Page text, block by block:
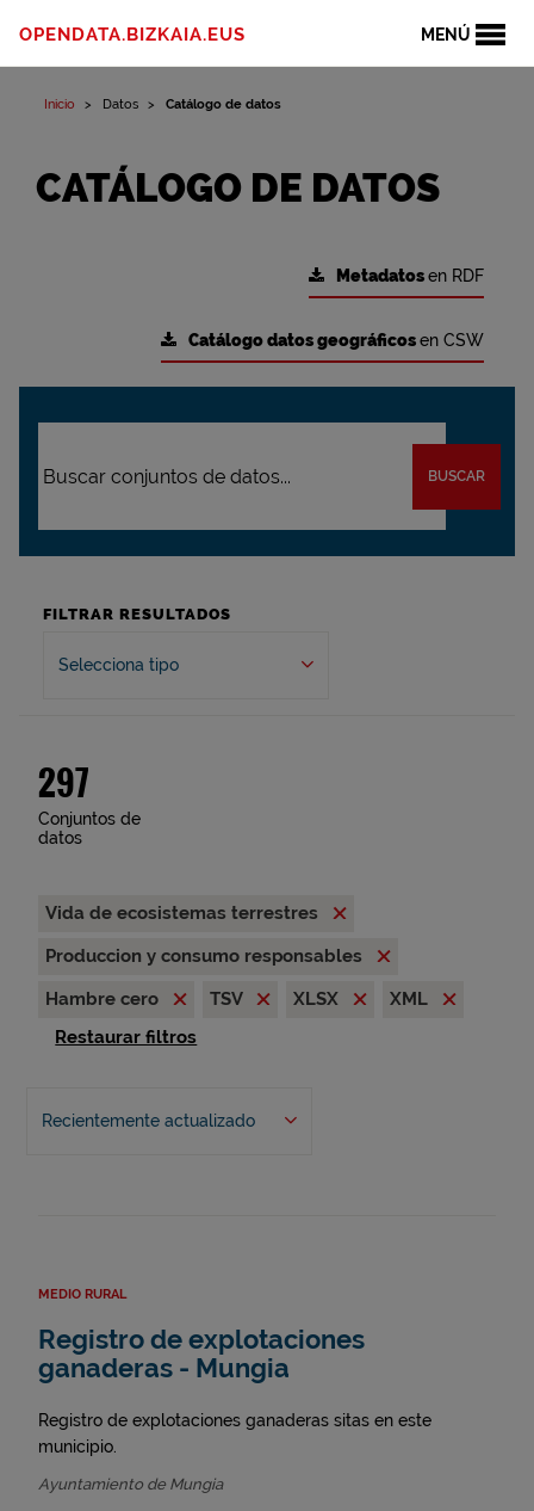
MENÚ
OPENDATA.BIZKAIA.EUS
Inicio Datos Catálogo de datos
CATÁLOGO DE DATOS
Metadatosen RDF
Catálogo datos geográficosen CSW
BUSCAR
FILTRAR RESULTADOS
Selecciona tipo
297
Conjuntos de
datos
Vida de ecosistemas terrestres
Produccion y consumo responsables
Hambre cero
TSV XLSX
XML
Restaurar filtros
Recientemente actualizado
MEDIO RURAL
Registro de explotaciones
ganaderas - Mungia
Registro de explotaciones ganaderas sitas en este
municipio.
Ayuntamiento de Mungia